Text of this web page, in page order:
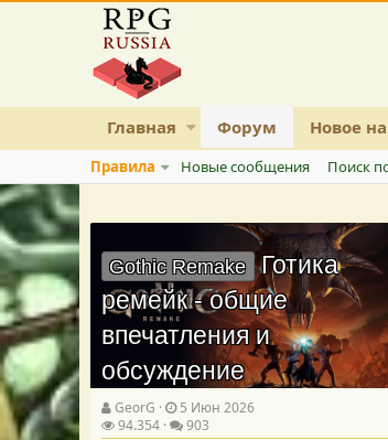
Главная Форум Новое
Правила Новые сообщения Поиск
Gothic Remake Готика
ремейк - общие
впечатления и
обсуждение
GeorG
5 Июн 2026
94.354
903